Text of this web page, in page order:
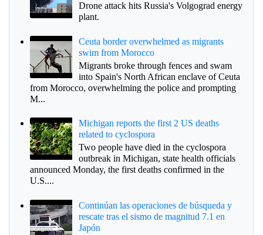
Drone attack hits Russia's Volgograd energy
plant.
Ceuta border overwhelmed as migrants
swim from Morocco
Migrants broke through fences and swam
into Spain's North African enclave of Ceuta
from Morocco, overwhelming the police and prompting
M...
Michigan reports the first 2 US deaths
related to cyclospora
Two people have died in the cyclospora
outbreak in Michigan, state health officials
announced Monday, the first deaths confirmed in the
U.S....
Continúan las operaciones de búsqueda y
rescate tras el sismo de magnitud 7.1 en
Japón